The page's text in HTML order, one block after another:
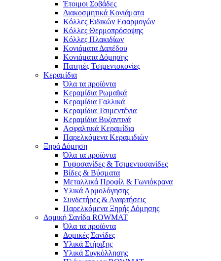
Έτοιμοι Σοβάδες
Διακοσμητικά Κονιάματα
Κόλλες Ειδικών Εφαρμογών
Κόλλες Θερμοπρόσοψης
Κόλλες Πλακιδίων
Κονιάματα Δαπέδου
Κονιάματα Δόμησης
Πατητές Τσιμεντοκονίες
Κεραμίδια
Όλα τα προϊόντα
Κεραμίδια Ρωμαϊκά
Κεραμίδια Γαλλικά
Κεραμίδια Τσιμεντένια
Κεραμίδια Βυζαντινά
Ασφαλτικά Κεραμίδια
Παρελκόμενα Κεραμιδιών
Ξηρά Δόμηση
Όλα τα προϊόντα
Γυψοσανίδες & Τσιμεντοσανίδες
Βίδες & Βύσματα
Μεταλλικά Προφίλ & Γωνιόκρανα
Υλικά Αρμολόγησης
Συνδετήρες & Αναρτήσεις
Παρελκόμενα Ξηρής Δόμησης
Δομική Σανίδα ROWMAT
Όλα τα προϊόντα
Δομικές Σανίδες
Υλικά Στήριξης
Υλικά Συγκόλλησης